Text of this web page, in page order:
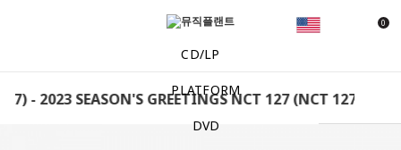
0
CD/LP
PLATFORM
DVD
- 2023 SEASON'S GREETINGS NCT 127 (NCT 127) -